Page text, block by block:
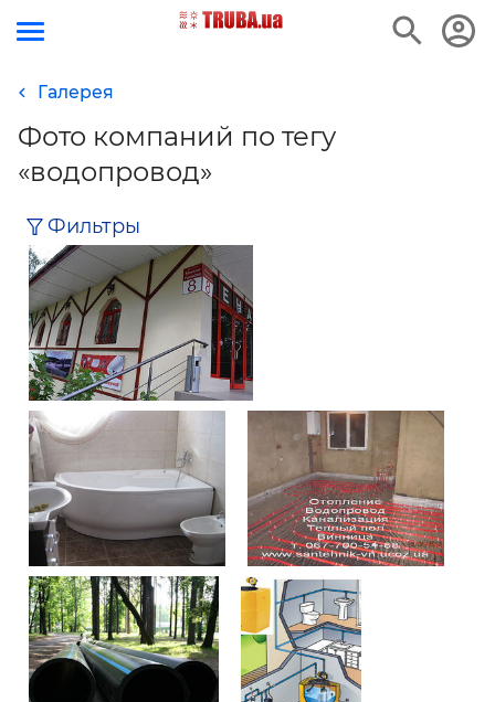
Галерея
Фото компаний по тегу
«водопровод»
Фильтры